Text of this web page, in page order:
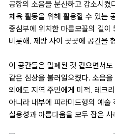
공항의 소음을 분산하고 감소시켰
체육 활동을 위해 활용할 수 있는
중심부에 위치한 마름모꼴의 길
비롯해, 제방 사이 곳곳에 공간을
이 공간들은 밀폐된 것 같으면서
같은 심상을 불러일으켰다. 소음
외에도 지역 주민에게 미적, 레크
아니라 내부에 피라미드형의 예술
실용성과 아름다움을 모두 잡은 사